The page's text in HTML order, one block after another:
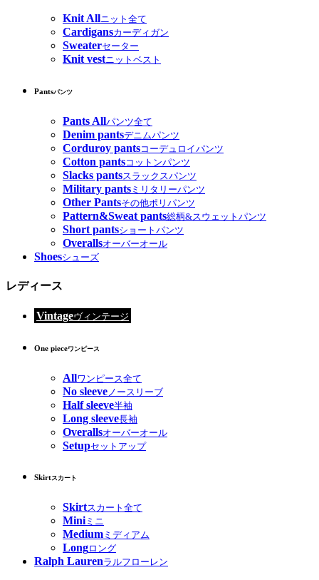
Knit Allニット全て
Cardigansカーディガン
Sweaterセーター
Knit vestニットベスト
Pantsパンツ
Pants Allパンツ全て
Denim pantsデニムパンツ
Corduroy pantsコーデュロイパンツ
Cotton pantsコットンパンツ
Slacks pantsスラックスパンツ
Military pants ミリタリーパンツ
Other Pantsその他ポリパンツ
Pattern&Sweat pants総柄&スウェットパンツ
Short pantsショートパンツ
Overallsオーバーオール
Shoesシューズ
レディース
Vintageヴィンテージ
One pieceワンピース
Allワンピース全て
No sleeve ノースリーブ
Half sleeve半袖
Long sleeve長袖
Overallsオーバーオール
Setupセットアップ
Skirtスカート
Skirtスカート全て
Miniミニ
Medium ミディアム
Longロング
Ralph Laurenラルフローレン